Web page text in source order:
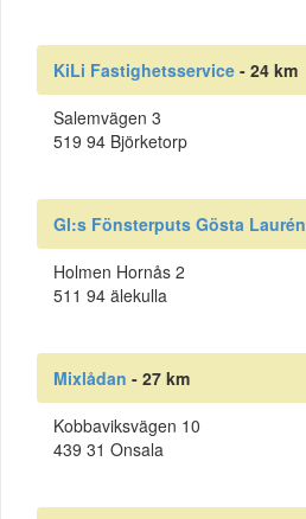
KiLi Fastighetsservice - 24 km
Salemvägen 3
519 94 Björketorp
Gl:s Fönsterputs Gösta Laurén
Holmen Hornås 2
511 94 älekulla
Mixlådan - 27 km
Kobbaviksvägen 10
439 31 Onsala